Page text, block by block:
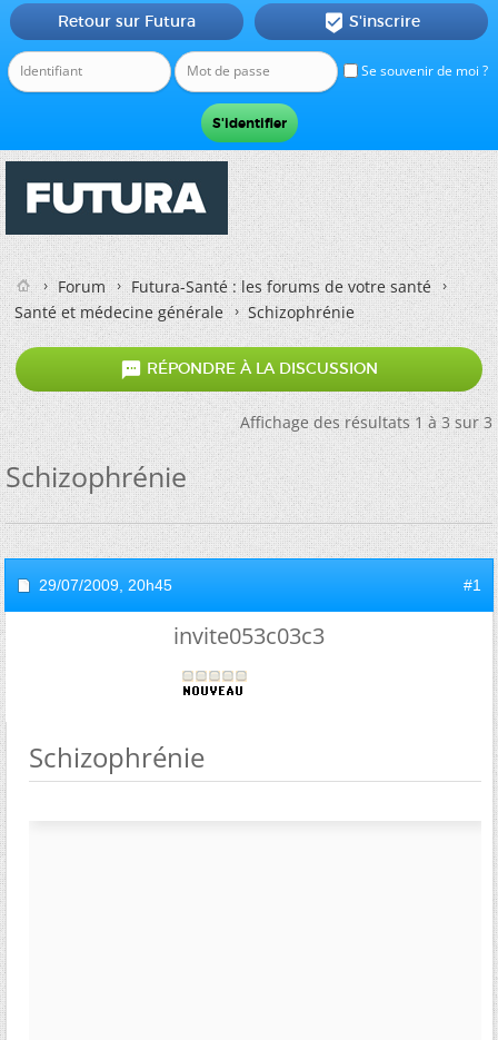
Se souvenir de moi ?
Retour sur Futura  S'inscrire
Forum
Futura-Santé : les forums de votre santé
Santé et médecine générale
Schizophrénie
 RÉPONDRE À LA DISCUSSION
Affichage des résultats 1 à 3 sur 3
Schizophrénie
29/07/2009, 20h45 #1
invite053c03c3
Schizophrénie